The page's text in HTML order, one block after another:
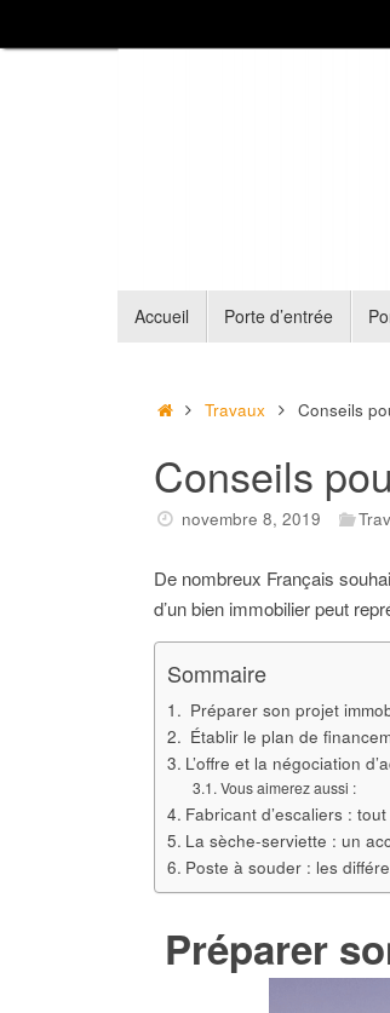
au
auAccueil Porte d’entrée
Accueil
Travaux Conseils
Conseils
novembre 8, 2019
De nombreux Français
d’un bien immobilier peut
Sommaire
Préparer son projet
Établir le plan de
L’offre et la négociation
Vous aimerez aussi :
Fabricant d’escaliers :
La sèche-serviette : un
Poste à souder : les
Préparer